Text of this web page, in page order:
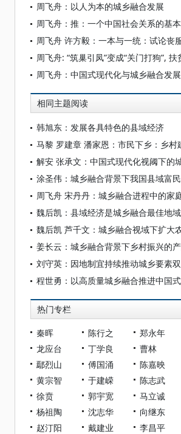
周飞舟：以人为本的城乡融合发展
周飞舟：中国式现代化与城乡融合发展
相同主题阅读
韩旭东：发展各具特色的县域经济
热门专栏
秦晖 陈行之
郑永年
龙应台
丁学良
曹林
鄢烈山
傅国涌
陈嘉映
黄宗智
于建嵘
陈志武
徐贲
郭宇宽
马立诚
杨祖陶
沈志华
向继东
赵汀阳
戴建业
李昌平